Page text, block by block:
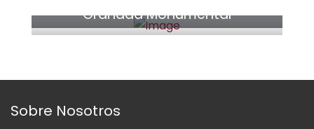
Granada Monumental
Sobre Nosotros